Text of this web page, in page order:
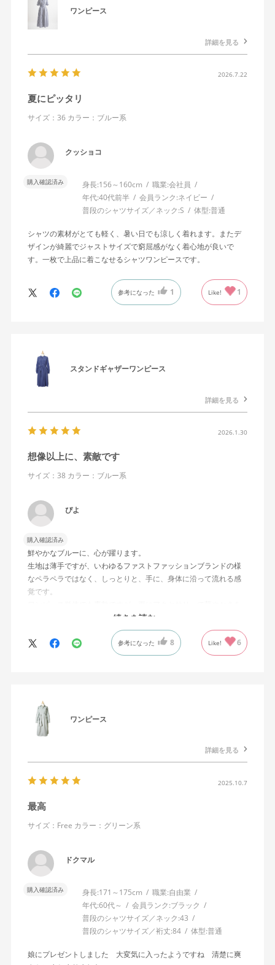
ワンピース
詳細を見る
2026.7.22
夏にピッタリ
サイズ：36 カラー：ブルー系
クッショコ
購入確認済み 身長:156～160cm 職業:会社員
年代:40代前半 会員ランク:ネイビー
普段のシャツサイズ／ネック:S 体型:普通
シャツの素材がとても軽く、暑い日でも涼しく着れます。またデ
ザインが綺麗でジャストサイズで窮屈感がなく着心地が良いで
す。一枚で上品に着こなせるシャツワンピースです。
参考になった 1 Like! 1
スタンドギャザーワンピース
詳細を見る
2026.1.30
想像以上に、素敵です
サイズ：38 カラー：ブルー系
ぴよ
購入確認済み
鮮やかなブルーに、心が躍ります。
生地は薄手ですが、いわゆるファストファッションブランドの様
なペラペラではなく、しっとりと、手に、身体に沿って流れる感
覚です。
加えれば、ちょっとしたパーティーやフォーマルな場でも、活躍
「勝ってよかった」と思えるワンピースです。
続きを読む
参考になった 8 Like! 6
ワンピース
詳細を見る
2025.10.7
最高
サイズ：Free カラー：グリーン系
ドクマル
購入確認済み 身長:171～175cm 職業:自由業
年代:60代～ 会員ランク:ブラック
普段のシャツサイズ／ネック:43
普段のシャツサイズ／裄丈:84 体型:普通
娘にプレゼントしました 大変気に入ったようですね 清楚に爽